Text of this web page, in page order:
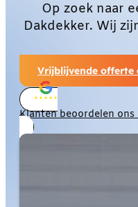
Op zoek naar
Dakdekker. Wij
Vrijblijvende offerte
Klanten beoordelen